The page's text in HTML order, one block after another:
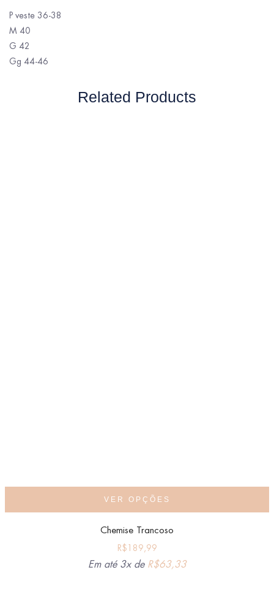
P veste 36-38
M 40
G 42
Gg 44-46
Related Products
VER OPÇÕES
Chemise Trancoso
R$189,99
Em até 3x de R$63,33